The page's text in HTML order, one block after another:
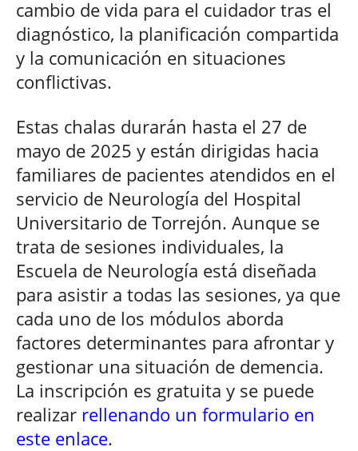
cambio de vida para el cuidador tras el
diagnóstico, la planificación compartida
y la comunicación en situaciones
conflictivas.
Estas chalas durarán hasta el 27 de
mayo de 2025 y están dirigidas hacia
familiares de pacientes atendidos en el
servicio de Neurología del Hospital
Universitario de Torrejón. Aunque se
trata de sesiones individuales, la
Escuela de Neurología está diseñada
para asistir a todas las sesiones, ya que
cada uno de los módulos aborda
factores determinantes para afrontar y
gestionar una situación de demencia.
La inscripción es gratuita y se puede
realizar rellenando un formulario en
este enlace.